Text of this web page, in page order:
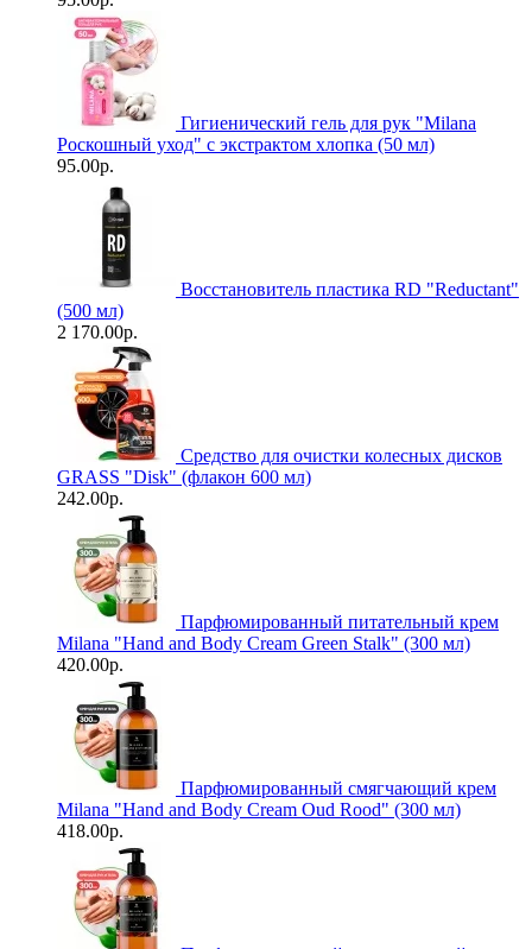
Гигиенический гель для рук "Milanа
Роскошный уход" с экстрактом хлопка (50 мл)
95.00р.
Восстановитель пластика RD "Reductant"
(500 мл)
2 170.00р.
Средство для очистки колесных дисков
GRASS "Disk" (флакон 600 мл)
242.00р.
Парфюмированный питательный крем
Milana "Hand and Body Cream Green Stalk" (300 мл)
420.00р.
Парфюмированный смягчающий крем
Milana "Hand and Body Cream Oud Rood" (300 мл)
418.00р.